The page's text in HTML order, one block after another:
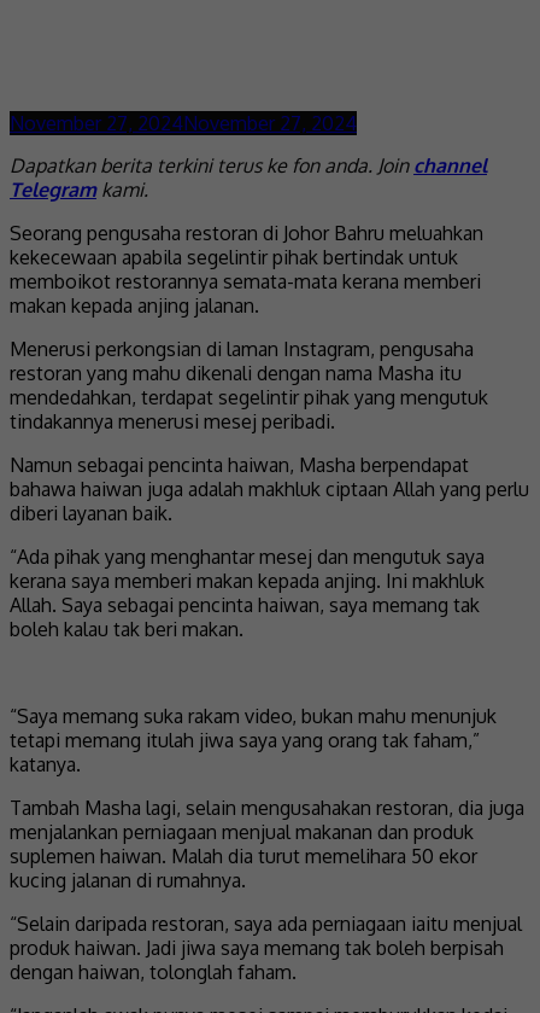
November 27, 2024November 27, 2024
Dapatkan berita terkini terus ke fon anda. Join channel
Telegramkami.
Seorang pengusaha restoran di Johor Bahru meluahkan
kekecewaan apabila segelintir pihak bertindak untuk
memboikot restorannya semata-mata kerana memberi
makan kepada anjing jalanan.
Menerusi perkongsian di laman Instagram, pengusaha
restoran yang mahu dikenali dengan nama Masha itu
mendedahkan, terdapat segelintir pihak yang mengutuk
tindakannya menerusi mesej peribadi.
Namun sebagai pencinta haiwan, Masha berpendapat
bahawa haiwan juga adalah makhluk ciptaan Allah yang perlu
diberi layanan baik.
“Ada pihak yang menghantar mesej dan mengutuk saya
kerana saya memberi makan kepada anjing. Ini makhluk
Allah. Saya sebagai pencinta haiwan, saya memang tak
boleh kalau tak beri makan.
“Saya memang suka rakam video, bukan mahu menunjuk
tetapi memang itulah jiwa saya yang orang tak faham,”
katanya.
Tambah Masha lagi, selain mengusahakan restoran, dia juga
menjalankan perniagaan menjual makanan dan produk
suplemen haiwan. Malah dia turut memelihara 50 ekor
kucing jalanan di rumahnya.
“Selain daripada restoran, saya ada perniagaan iaitu menjual
produk haiwan. Jadi jiwa saya memang tak boleh berpisah
dengan haiwan, tolonglah faham.